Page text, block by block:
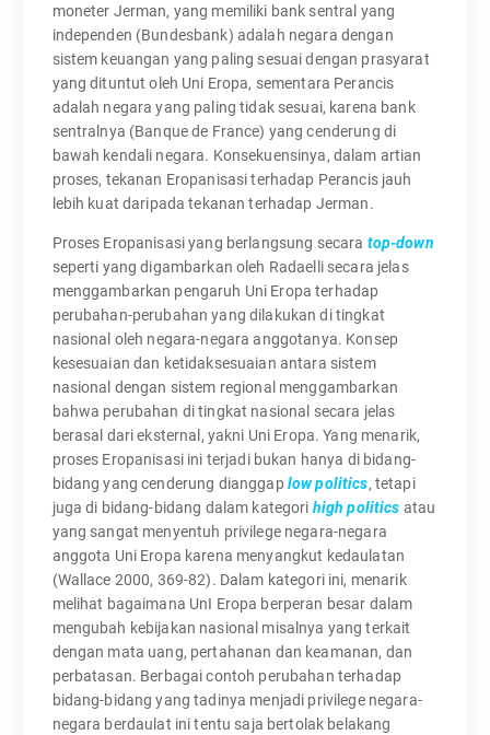
moneter Jerman, yang memiliki bank sentral yang
independen (Bundesbank) adalah negara dengan
sistem keuangan yang paling sesuai dengan prasyarat
yang dituntut oleh Uni Eropa, sementara Perancis
adalah negara yang paling tidak sesuai, karena bank
sentralnya (Banque de France) yang cenderung di
bawah kendali negara. Konsekuensinya, dalam artian
proses, tekanan Eropanisasi terhadap Perancis jauh
lebih kuat daripada tekanan terhadap Jerman.
Proses Eropanisasi yang berlangsung secara top-down
seperti yang digambarkan oleh Radaelli secara jelas
menggambarkan pengaruh Uni Eropa terhadap
perubahan-perubahan yang dilakukan di tingkat
nasional oleh negara-negara anggotanya. Konsep
kesesuaian dan ketidaksesuaian antara sistem
nasional dengan sistem regional menggambarkan
bahwa perubahan di tingkat nasional secara jelas
berasal dari eksternal, yakni Uni Eropa. Yang menarik,
proses Eropanisasi ini terjadi bukan hanya di bidang-
bidang yang cenderung dianggap low politics, tetapi
juga di bidang-bidang dalam kategori high politics atau
yang sangat menyentuh privilege negara-negara
anggota Uni Eropa karena menyangkut kedaulatan
(Wallace 2000, 369-82). Dalam kategori ini, menarik
melihat bagaimana UnI Eropa berperan besar dalam
mengubah kebijakan nasional misalnya yang terkait
dengan mata uang, pertahanan dan keamanan, dan
perbatasan. Berbagai contoh perubahan terhadap
bidang-bidang yang tadinya menjadi privilege negara-
negara berdaulat ini tentu saja bertolak belakang